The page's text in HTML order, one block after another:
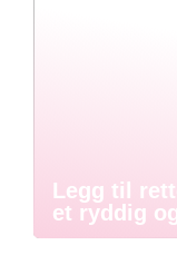
Legg til
et ryddig